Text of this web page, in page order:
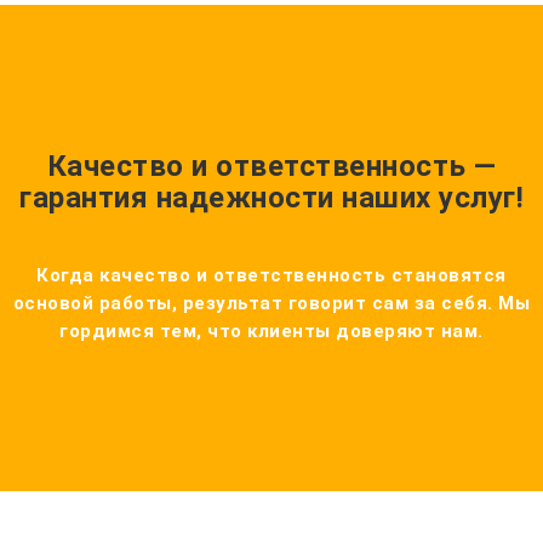
Качество и ответственность —
гарантия надежности наших услуг!
Когда качество и ответственность становятся
основой работы, результат говорит сам за себя. Мы
гордимся тем, что клиенты доверяют нам.